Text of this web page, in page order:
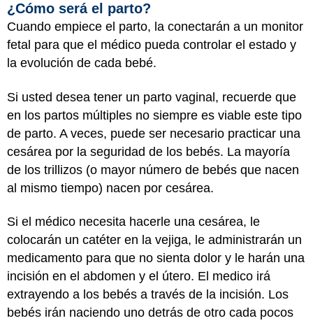
¿Cómo será el parto?
Cuando empiece el parto, la conectarán a un monitor
fetal para que el médico pueda controlar el estado y
la evolución de cada bebé.
Si usted desea tener un parto vaginal, recuerde que
en los partos múltiples no siempre es viable este tipo
de parto. A veces, puede ser necesario practicar una
cesárea por la seguridad de los bebés. La mayoría
de los trillizos (o mayor número de bebés que nacen
al mismo tiempo) nacen por cesárea.
Si el médico necesita hacerle una cesárea, le
colocarán un catéter en la vejiga, le administrarán un
medicamento para que no sienta dolor y le harán una
incisión en el abdomen y el útero. El medico irá
extrayendo a los bebés a través de la incisión. Los
bebés irán naciendo uno detrás de otro cada pocos